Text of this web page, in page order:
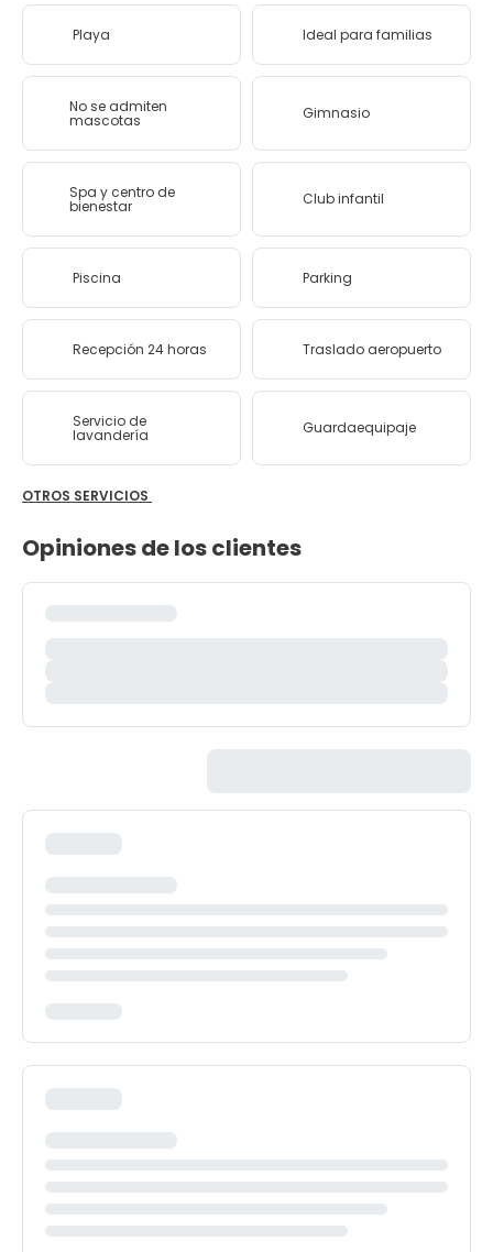
Playa Ideal para familias
No se admiten
mascotas Gimnasio
Spa y centro de
bienestar Club infantil
Piscina Parking
Recepción 24 horas Traslado aeropuerto
Servicio de
lavandería Guardaequipaje
OTROS SERVICIOS
Opiniones de los clientes